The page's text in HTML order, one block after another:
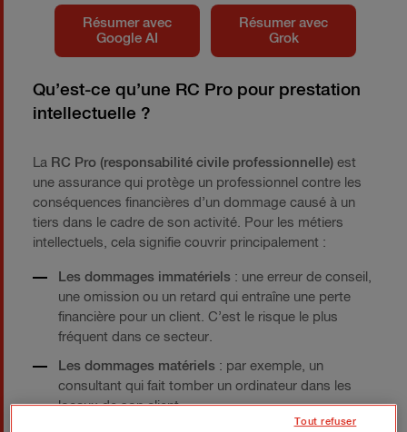
Résumer avec
Google AI
Résumer avec
Grok
Qu’est-ce qu’une RC Pro pour prestation
intellectuelle ?
La RC Pro (responsabilité civile professionnelle) est
une assurance qui protège un professionnel contre les
conséquences financières d’un dommage causé à un
tiers dans le cadre de son activité. Pour les métiers
intellectuels, cela signifie couvrir principalement :
Les dommages immatériels : une erreur de conseil,
une omission ou un retard qui entraîne une perte
financière pour un client. C’est le risque le plus
fréquent dans ce secteur.
Les dommages matériels : par exemple, un
consultant qui fait tomber un ordinateur dans les
locaux de son client.
Tout refuser